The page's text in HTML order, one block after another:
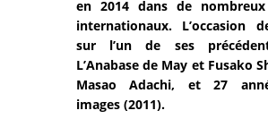
en 2014 dans de
internationaux. L’occasion
sur l’un de ses
L’Anabase de May et Fusako
Masao Adachi, et 27
images (2011).